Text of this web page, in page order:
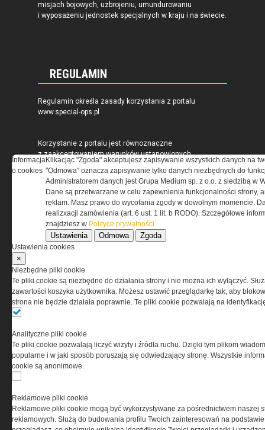
misjach bojowych, uzbrojeniu, umundurowaniu
i wyposażeniu jednostek specjalnych w kraju i na świecie.
REGULAMIN
Regulamin określa zasady korzystania z portalu
www.special-ops.pl
Korzystanie z portalu jest równoznaczne
z zaakceptowaniem warunków ustanowionych
przez Grupa MEDIUM Spółka z ograniczoną
odpowiedzialnością Spółka komandytowa, nr KRS:
0000537655, NIP 1132860378, REGON 146393437
(zwana dalej Grupa MEDIUM) w postaci Regulaminu.
Przeczytaj regulamin
PRYWATNOŚĆ
w celu świadczenia usług na najwyższym poziomie,
w tym w sposób dostosowany do indywidualnych potrzeb.
Korzystanie z witryny bez zmiany ustawień dotyczących
cookies oznacza, że będą one zamieszczane w Twoim
cookies. Nim Państwo zaczną korzystać z naszego
serwisu prosimy o zapoznanie się z nasząpolityką
prywatności orazinformacją o cookies.
Informacja
o cookies
Klikacjąc "Zgoda" akceptujesz zapisywanie wszystkich danych na
"Odmowa" oznacza zapisywanie tylko danych niezbędnych do
Administratorem danych jest Grupa Medium sp. z o.o. z siedzibą w
Dane są przetwarzane w celu zapewnienia funkcjonalności strony,
reklam. Masz prawo do wycofania zgody w dowolnym momencie.
realizxacji zamówienia (art. 6 ust. 1 lit. b RODO). Szczegółowe
znajdziesz w Polityce prywatności
Ustawienia Odmowa Zgoda
Ustawienia cookies
×
Niezbędne pliki cookie
Te pliki cookie są niezbędne do działania strony i nie można ich wyłączyć.
zawartości koszyka użytkownika. Możesz ustawić przeglądarkę tak, aby
strona nie będzie działała poprawnie. Te pliki cookie pozwalają na
Analityczne pliki cookie
Te pliki cookie pozwalają liczyć wizyty i źródła ruchu. Dzięki tym plikom
popularne i w jaki sposób poruszają się odwiedzający stronę. Wszystkie
cookie są anonimowe.
Reklamowe pliki cookie
Reklamowe pliki cookie mogą być wykorzystywane za pośrednictwem naszej
reklamowych. Służą do budowania profilu Twoich zainteresowań na